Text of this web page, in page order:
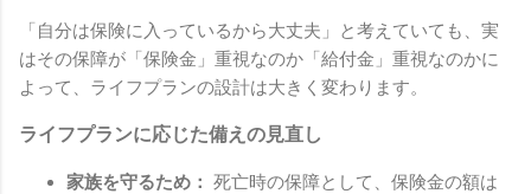
「自分は保険に入っているから大丈夫」と考えていても、実
はその保障が「保険金」重視なのか「給付金」重視なのかに
よって、ライフプランの設計は大きく変わります。
ライフプランに応じた備えの見直し
家族を守るため： 死亡時の保障として、保険金の額は